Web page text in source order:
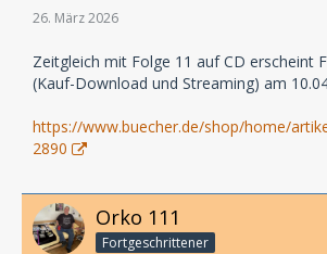
26. März 2026
Zeitgleich mit Folge 11 auf CD erscheint
(Kauf-Download und Streaming) am
https://www.buecher.de/shop/home/
2890
Orko 111
Fortgeschrittener